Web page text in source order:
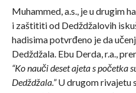
Muhammed, a.s., je u drugim
i zaštititi od Dedždžalovih
hadisima potvrđeno je da
Dedždžala. Ebu Derda, r.a.,
“Ko nauči deset ajeta s početka
Dedždžala.”U drugom rivajetu